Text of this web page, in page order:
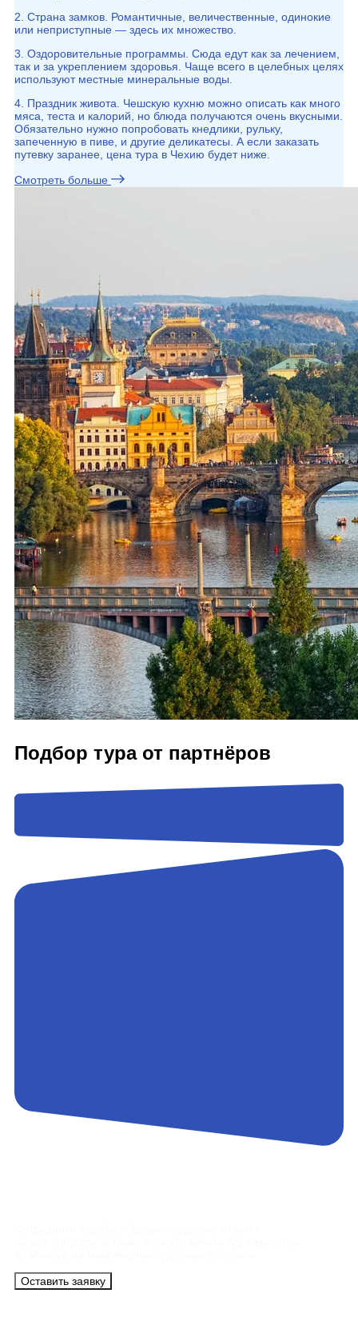
2. Страна замков. Романтичные, величественные, одинокие
или неприступные — здесь их множество.
3. Оздоровительные программы. Сюда едут как за лечением,
так и за укреплением здоровья. Чаще всего в целебных целях
используют местные минеральные воды.
4. Праздник живота. Чешскую кухню можно описать как много
мяса, теста и калорий, но блюда получаются очень вкусными.
Обязательно нужно попробовать кнедлики, рульку,
запеченную в пиве, и другие деликатесы. А если заказать
путевку заранее, цена тура в Чехию будет ниже.
Смотреть больше
Подбор тура от партнёров
Оставить заявку